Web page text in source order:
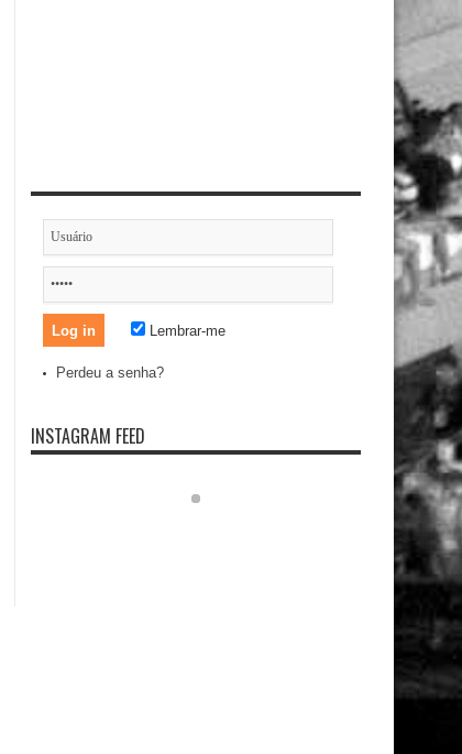
Lembrar-me
Perdeu a senha?
INSTAGRAM FEED